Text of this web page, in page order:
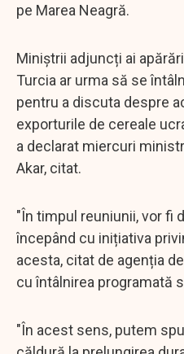
pe Marea Neagră.
Miniștrii adjuncți ai
Turcia ar urma să se
pentru a discuta despre
exporturile de cereale
a declarat miercuri
Akar, citat.
"În timpul reuniunii, vor fi
începând cu inițiativa
acesta, citat de agenția
cu întâlnirea programată
"În acest sens, putem